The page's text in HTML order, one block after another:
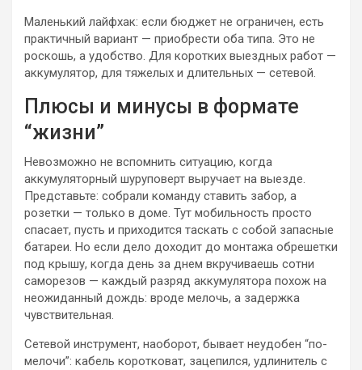
Маленький лайфхак: если бюджет не ограничен, есть
практичный вариант — приобрести оба типа. Это не
роскошь, а удобство. Для коротких выездных работ —
аккумулятор, для тяжелых и длительных — сетевой.
Плюсы и минусы в формате
“жизни”
Невозможно не вспомнить ситуацию, когда
аккумуляторный шуруповерт выручает на выезде.
Представьте: собрали команду ставить забор, а
розетки — только в доме. Тут мобильность просто
спасает, пусть и приходится таскать с собой запасные
батареи. Но если дело доходит до монтажа обрешетки
под крышу, когда день за днем вкручиваешь сотни
саморезов — каждый разряд аккумулятора похож на
неожиданный дождь: вроде мелочь, а задержка
чувствительная.
Сетевой инструмент, наоборот, бывает неудобен “по-
мелочи”: кабель коротковат, зацепился, удлинитель с